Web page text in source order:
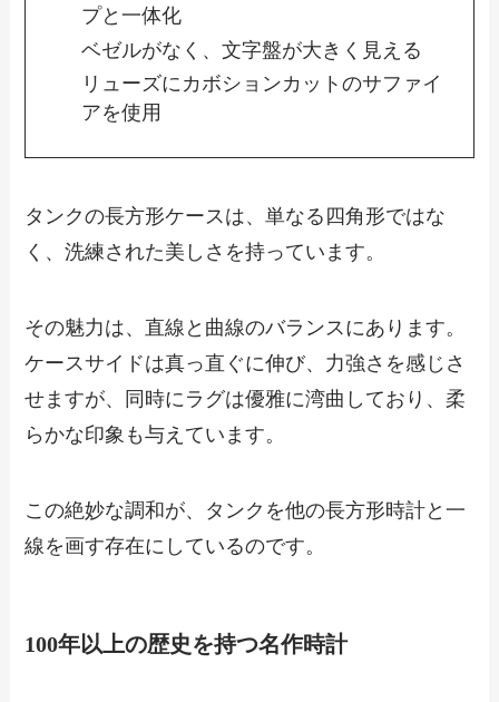
プと一体化
ベゼルがなく、文字盤が大きく見える
リューズにカボションカットのサファイ
アを使用
タンクの長方形ケースは、単なる四角形ではな
く、洗練された美しさを持っています。
その魅力は、直線と曲線のバランスにあります。
ケースサイドは真っ直ぐに伸び、力強さを感じさ
せますが、同時にラグは優雅に湾曲しており、柔
らかな印象も与えています。
この絶妙な調和が、タンクを他の長方形時計と一
線を画す存在にしているのです。
100年以上の歴史を持つ名作時計